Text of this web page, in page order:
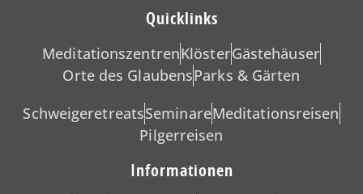
Quicklinks
MeditationszentrenKlösterGästehäuser
Orte des GlaubensParks & Gärten
SchweigeretreatsSeminareMeditationsreisen
Pilgerreisen
Informationen